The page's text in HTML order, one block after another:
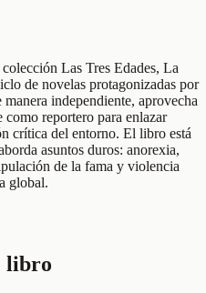
Las Tres Edades, La
de novelas protagonizadas por
independiente, aprovecha
reportero para enlazar
crítica del entorno. El libro está
asuntos duros: anorexia,
de la fama y violencia
global.
libro